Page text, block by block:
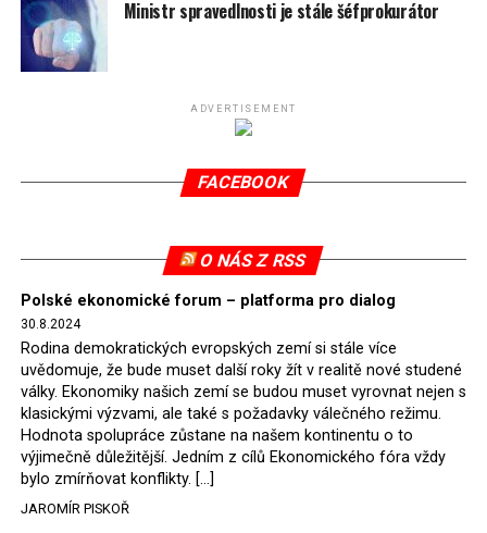
spotřeby.
Připomeňme, že ukončení těžby hnědého uhlí pro
(SDEU) v souvislosti se stížnostmi českých samospráv
verdiktem španělské soudkyně Rosario Silva de Lapureta
tomuto rozhodnutí nevyhověla, proto na žádost
2022, než byl tento případ z důvodu uzavření dohody
Polska s Českou republikou o odstranění příčin sporu o
důl Turów vymazán z rejstříku tribunálu. Celkem si
Polsko nechalo z přiznaných evropských fondů odečíst
asi 70 milionů eur na pokutách a 45 milionů eur
zaplatilo jako odškodnění České republice – ale jak důl,
tak elektrárna nadále fungovaly. Už tehdy zástupci
tehdejší opozice a dnes vládnoucí koalice, jako
místopředseda Občanské platformy (PO) Rafał
Ministr spravedlnosti je stále šéfprokurátor
ADVERTISEMENT
FACEBOOK
O NÁS Z RSS
Polské ekonomické forum – platforma pro dialog
30.8.2024
Rodina demokratických evropských zemí si stále více
uvědomuje, že bude muset další roky žít v realitě nové studené
války. Ekonomiky našich zemí se budou muset vyrovnat nejen s
klasickými výzvami, ale také s požadavky válečného režimu.
Hodnota spolupráce zůstane na našem kontinentu o to
výjimečně důležitější. Jedním z cílů Ekonomického fóra vždy
bylo zmírňovat konflikty. […]
JAROMÍR PISKOŘ